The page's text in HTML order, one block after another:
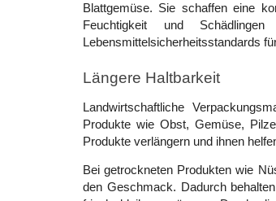
Blattgemüse. Sie schaffen eine
Feuchtigkeit und
Lebensmittelsicherheitsstandards
Längere Haltbarkeit
Landwirtschaftliche
Produkte wie Obst, Gemüse,
Produkte verlängern und ihnen
Bei getrockneten Produkten wie
den Geschmack. Dadurch